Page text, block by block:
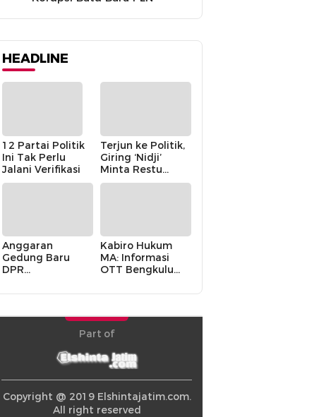
HEADLINE
12 Partai Politik
Ini Tak Perlu
Jalani Verifikasi
Terjun ke Politik,
Giring ‘Nidji’
Minta Restu
Keluarga
Anggaran
Gedung Baru
DPR
Cair karena
Budi” Pemerintah
Kabiro Hukum
MA: Informasi
OTT Bengkulu
Internal MA
Part of
Copyright @ 2019 Elshintajatim.com.
All right reserved